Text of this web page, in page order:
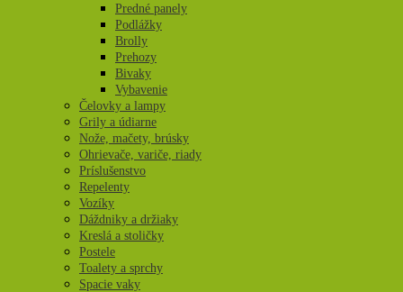
Predné panely
Podlážky
Brolly
Prehozy
Bivaky
Vybavenie
Čelovky a lampy
Grily a údiarne
Nože, mačety, brúsky
Ohrievače, variče, riady
Príslušenstvo
Repelenty
Vozíky
Dáždniky a držiaky
Kreslá a stoličky
Postele
Toalety a sprchy
Spacie vaky